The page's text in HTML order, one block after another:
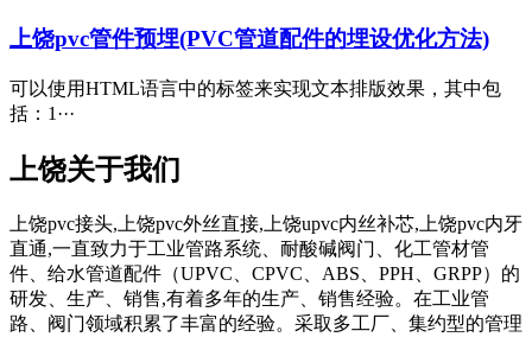
上饶pvc管件预埋(PVC管道配件的埋设优化方法)
可以使用HTML语言中的标签来实现文本排版效果，其中包
括：1···
上饶关于我们
上饶pvc接头,上饶pvc外丝直接,上饶upvc内丝补芯,上饶pvc内牙
直通,一直致力于工业管路系统、耐酸碱阀门、化工管材管
件、给水管道配件（UPVC、CPVC、ABS、PPH、GRPP）的
研发、生产、销售,有着多年的生产、销售经验。在工业管
路、阀门领域积累了丰富的经验。采取多工厂、集约型的管理